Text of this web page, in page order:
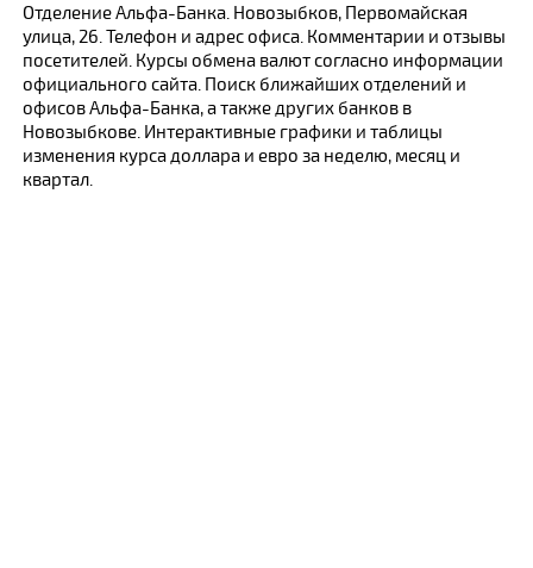
Отделение Альфа-Банка. Новозыбков, Первомайская
улица, 26. Телефон и адрес офиса. Комментарии и отзывы
посетителей. Курсы обмена валют согласно информации
официального сайта. Поиск ближайших отделений и
офисов Альфа-Банка, а также других банков в
Новозыбкове. Интерактивные графики и таблицы
изменения курса доллара и евро за неделю, месяц и
квартал.